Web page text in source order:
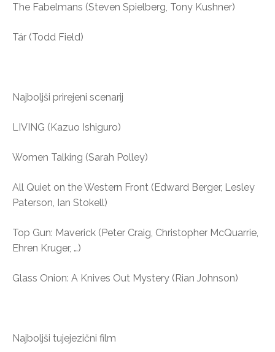
The Fabelmans (Steven Spielberg, Tony Kushner)
Tár (Todd Field)
Najboljši prirejeni scenarij
LIVING (Kazuo Ishiguro)
Women Talking (Sarah Polley)
All Quiet on the Western Front (Edward Berger, Lesley
Paterson, Ian Stokell)
Top Gun: Maverick (Peter Craig, Christopher McQuarrie,
Ehren Kruger, …)
Glass Onion: A Knives Out Mystery (Rian Johnson)
Najboljši tujejezični film